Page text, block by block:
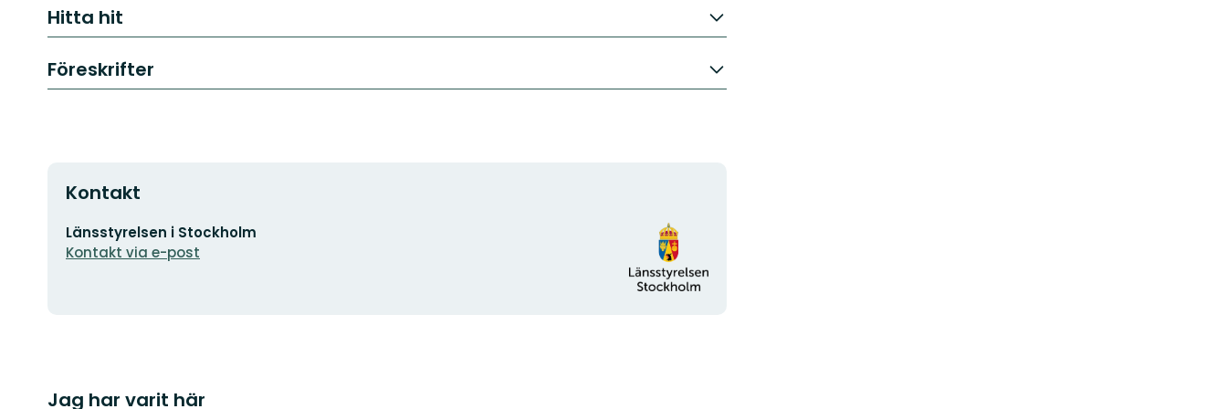
Hitta hit
Föreskrifter
Kontakt
E-
postadress
Länsstyrelsen i Stockholm
Kontakt via e-post
Organisationens
logotyp
Jag har varit här